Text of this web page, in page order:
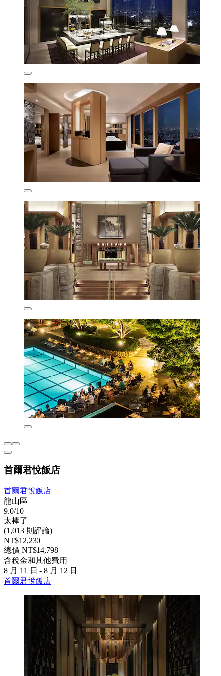
首爾君悅飯店
首爾君悅飯店
龍山區
9.0/10
太棒了
(1,013 則評論)
NT$12,230
總價 NT$14,798
含稅金和其他費用
8 月 11 日 - 8 月 12 日
首爾君悅飯店